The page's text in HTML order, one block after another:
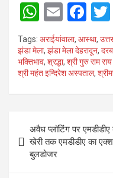
W
h
at
s
A
p
E
m
ail
F
a
ce
b
o
k
Tags: अराईयांवाला, आस्था,
झंडा मेला, झंडा मेला देहरादून,
भक्तिभाव, श्रद्धा, श्री गुरु राम
श्री महंत इन्दिरेश अस्पताल,
Post
navigation
अवैध प्लॉटिंग पर
खेरी तक एमडीडीए का
बुलडोजर